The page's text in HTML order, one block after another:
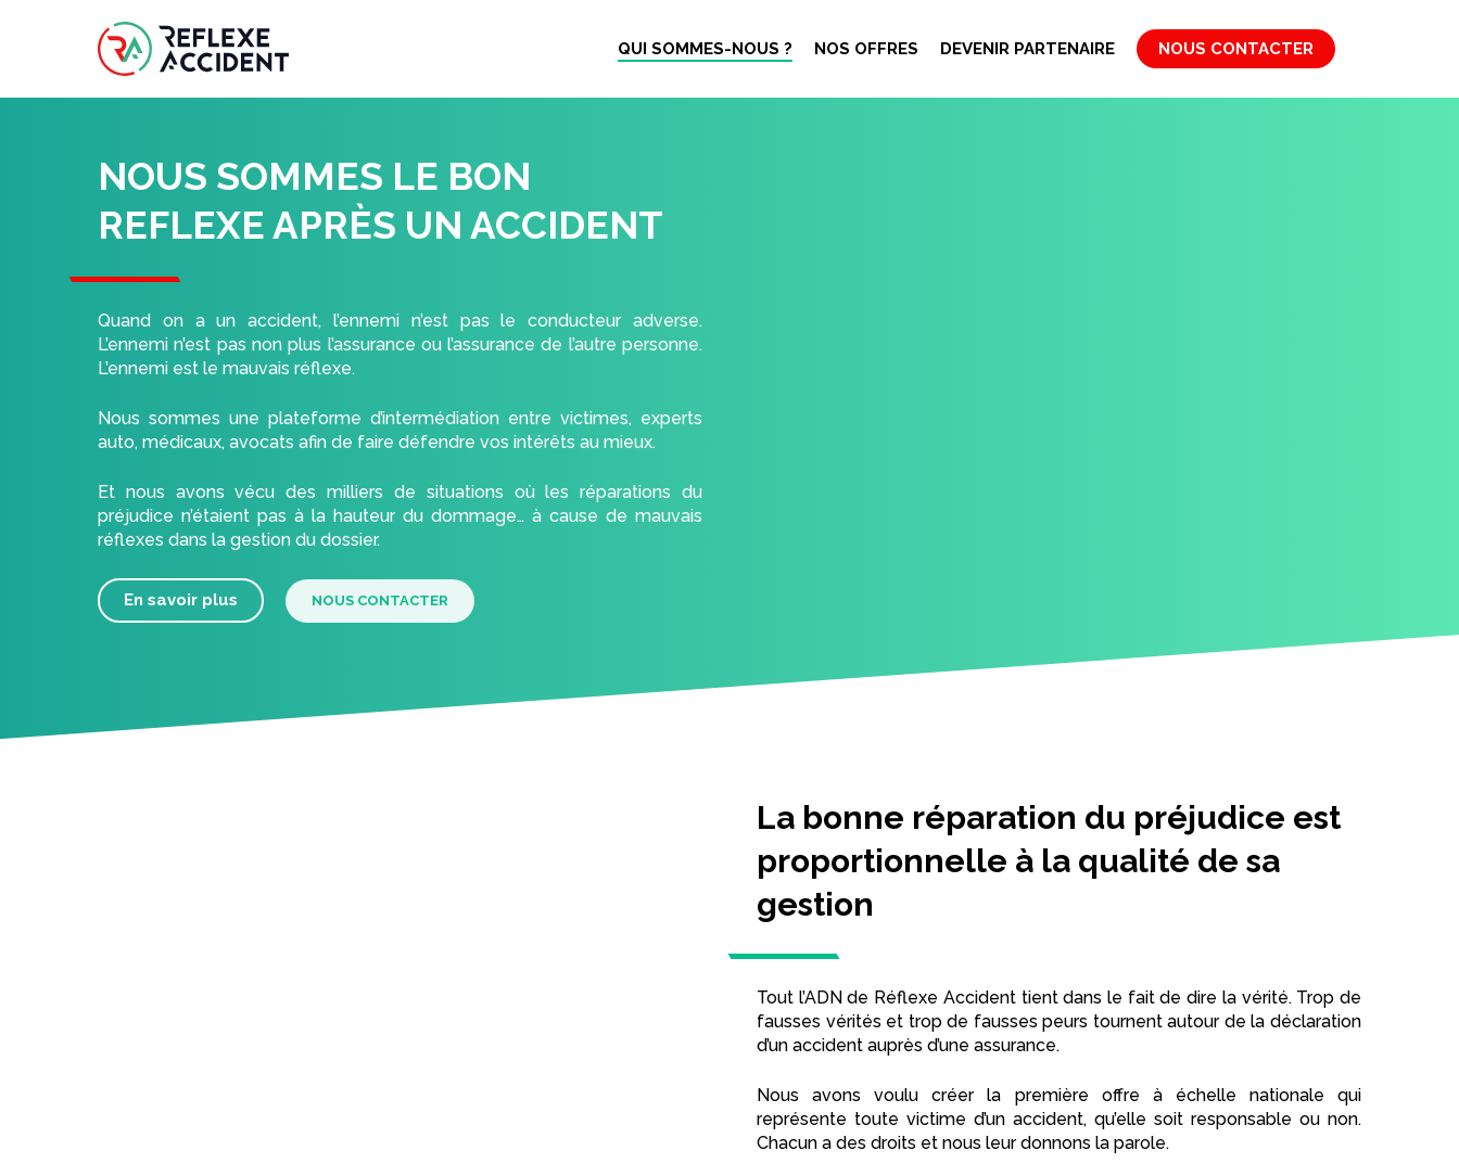
QUI SOMMES-NOUS ? NOS OFFRES DEVENIR PARTENAIRE NOUS CONTACTER
NOUS SOMMES LE BON
REFLEXE APRÈS UN ACCIDENT
Quand on a un accident, l’ennemi n’est pas le conducteur adverse.
L’ennemi n’est pas non plus l’assurance ou l’assurance de l’autre personne.
L’ennemi est le mauvais réflexe.
Nous sommes une plateforme d’intermédiation entre victimes, experts
auto, médicaux, avocats afin de faire défendre vos intérêts au mieux.
Et nous avons vécu des milliers de situations où les réparations du
préjudice n’étaient pas à la hauteur du dommage… à cause de mauvais
réflexes dans la gestion du dossier.
En savoir plus NOUS CONTACTER
La bonne réparation du préjudice est
proportionnelle à la qualité de sa
gestion
Tout l’ADN de Réflexe Accident tient dans le fait de dire la vérité. Trop de
fausses vérités et trop de fausses peurs tournent autour de la déclaration
d’un accident auprès d’une assurance.
Nous avons voulu créer la première offre à échelle nationale qui
représente toute victime d’un accident, qu’elle soit responsable ou non.
Chacun a des droits et nous leur donnons la parole.